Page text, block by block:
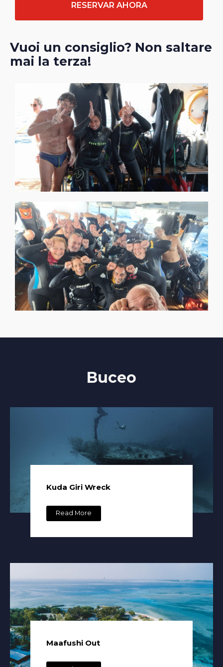
RESERVAR AHORA
Vuoi un consiglio? Non saltare
mai la terza!
Buceo
Kuda Giri Wreck
Read More
Maafushi Out